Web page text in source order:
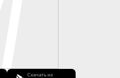
Скачать из